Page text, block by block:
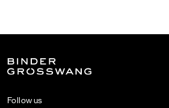
Follow us